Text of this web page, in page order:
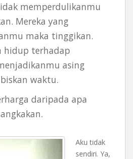
memperdulikanmu
Mereka yang
maka tinggikan.
hidup terhadap
asing
waktu.
daripada apa
Aku tidak
sendiri. Ya,